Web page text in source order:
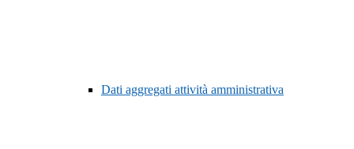
Dati aggregati attività amministrativa